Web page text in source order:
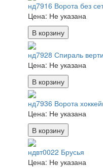
нд7916 Ворота без
Цена: Не указана
В корзину
нд7928 Спираль
Цена: Не указана
В корзину
нд7936 Ворота
Цена: Не указана
В корзину
ндвт0022 Брусья
Цена: Не указана